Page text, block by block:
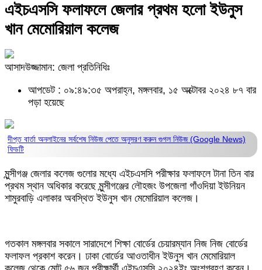
এইচএসসি ফলাফলে জেলার প্রথম হলো ইউনুস
খান মেমোরিয়াল কলেজ
আসাদউজ্জামান: জেলা প্রতিনিধিঃ
আপডেট : ০৯:৪৯:৩৫ অপরাহ্ন, মঙ্গলবার, ১৫ অক্টোবর ২০২৪ ৮৭ বার
পড়া হয়েছে
দীপ্ত বার্তা অনলাইনের সর্বশেষ নিউজ পেতে অনুসরণ করুনগুগল নিউজ (Google News)
ফিডটি
মুন্সীগঞ্জ জেলার কলেজ গুলোর মধ্যে এইচএসসি পরীক্ষার ফলাফলে টানা তিন বার
প্রথম স্থান অধিকার করেছে মুন্সীগঞ্জের লৌহজং উপজেলা গাঁওদিয়া ইউনিয়ন
শামুরবাড়ি এলাকার অবস্থিত ইউনুস খান মেমোরিয়াল কলেজ।
গতকাল মঙ্গলবার সকালে সারাদেশে শিক্ষা বোর্ডের চেয়ারম্যান নিজ নিজ বোর্ডের
ফলাফল প্রকাশ করেন। ঢাকা বোর্ডের আওতাধীন ইউনুস খান মেমোরিয়াল